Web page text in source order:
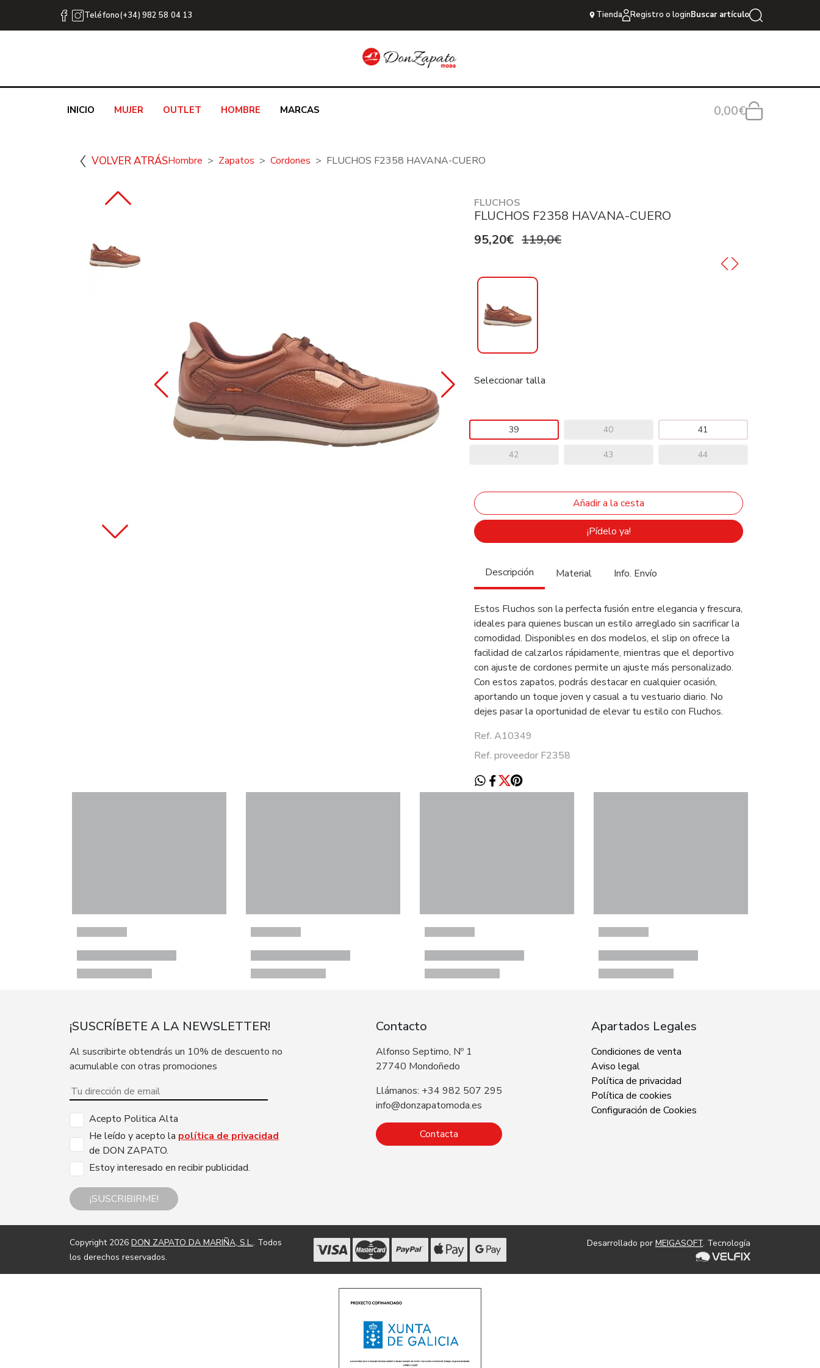
Teléfono(+34) 982 58 04 13 Tienda Registro o loginBuscar artículo
INICIO MUJER OUTLET HOMBRE MARCAS 0,00€
VOLVER ATRÁSHombre Zapatos Cordones FLUCHOS F2358 HAVANA-CUERO
FLUCHOS
FLUCHOS F2358 HAVANA-CUERO
95,20€ 119,0€
Seleccionar talla
39 40 41
42 43 44
¡Pídelo ya!
Descripción Material Info. Envío
Estos Fluchos son la perfecta fusión entre elegancia y frescura,
ideales para quienes buscan un estilo arreglado sin sacrificar la
comodidad. Disponibles en dos modelos, el slip on ofrece la
facilidad de calzarlos rápidamente, mientras que el deportivo
con ajuste de cordones permite un ajuste más personalizado.
Con estos zapatos, podrás destacar en cualquier ocasión,
aportando un toque joven y casual a tu vestuario diario. No
dejes pasar la oportunidad de elevar tu estilo con Fluchos.
Ref. A10349
Ref. proveedor F2358
¡SUSCRÍBETE A LA NEWSLETTER!
Al suscribirte obtendrás un 10% de descuento no
acumulable con otras promociones
Acepto Politica Alta
He leído y acepto la política de privacidad
de DON ZAPATO.
Estoy interesado en recibir publicidad.
¡SUSCRIBIRME!
Contacto
Alfonso Septimo, Nº 1
27740 Mondoñedo
Llámanos: +34 982 507 295
info@donzapatomoda.es
Contacta
Apartados Legales
Condiciones de venta
Aviso legal
Política de privacidad
Política de cookies
Configuración de Cookies
Copyright 2026 DON ZAPATO DA MARIÑA, S.L.. Todos
los derechos reservados.
Desarrollado por MEIGASOFT. Tecnología